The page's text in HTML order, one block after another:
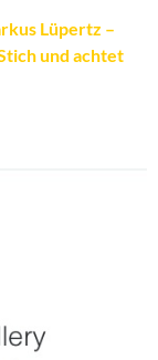
Lüpertz –
und achtet